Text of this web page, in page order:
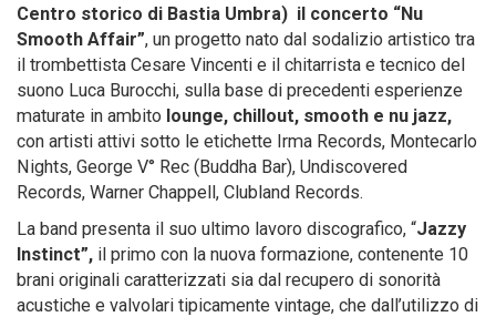
Centro storico di Bastia Umbra) il concerto “Nu
Smooth Affair”, un progetto nato dal sodalizio artistico tra
il trombettista Cesare Vincenti e il chitarrista e tecnico del
suono Luca Burocchi, sulla base di precedenti esperienze
maturate in ambito lounge, chillout, smooth e nu jazz,
con artisti attivi sotto le etichette Irma Records, Montecarlo
Nights, George V° Rec (Buddha Bar), Undiscovered
Records, Warner Chappell, Clubland Records.
La band presenta il suo ultimo lavoro discografico, “Jazzy
Instinct”, il primo con la nuova formazione, contenente 10
brani originali caratterizzati sia dal recupero di sonorità
acustiche e valvolari tipicamente vintage, che dall’utilizzo di